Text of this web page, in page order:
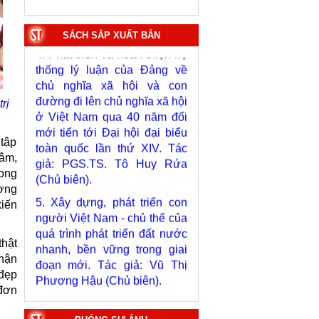
SÁCH SẮP XUẤT BẢN
4. Phát triển và hoàn thiện hệ
thống lý luận của Đảng về
chủ nghĩa xã hội và con
đường đi lên chủ nghĩa xã hội
ở Việt Nam qua 40 năm đổi
mới tiến tới Đại hội đại biểu
toàn quốc lần thứ XIV. Tác
giả: PGS.TS. Tô Huy Rứa
(Chủ biên).
5. Xây dựng, phát triển con
người Việt Nam - chủ thể của
quá trình phát triển đất nước
nhanh, bền vững trong giai
đoạn mới. Tác giả: Vũ Thị
Phương Hậu (Chủ biên).
6. Kết hợp chặt chẽ, hài hòa
giữa phát triển văn hóa với
phát triển kinh tế, chính trị, xã
hội. Tác giả: PGS.TS. Vũ Văn